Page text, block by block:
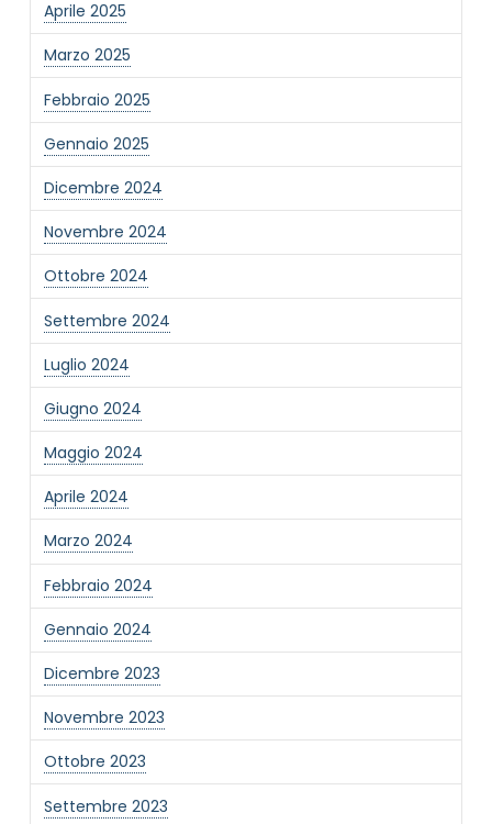
Aprile 2025
Marzo 2025
Febbraio 2025
Gennaio 2025
Dicembre 2024
Novembre 2024
Ottobre 2024
Settembre 2024
Luglio 2024
Giugno 2024
Maggio 2024
Aprile 2024
Marzo 2024
Febbraio 2024
Gennaio 2024
Dicembre 2023
Novembre 2023
Ottobre 2023
Settembre 2023